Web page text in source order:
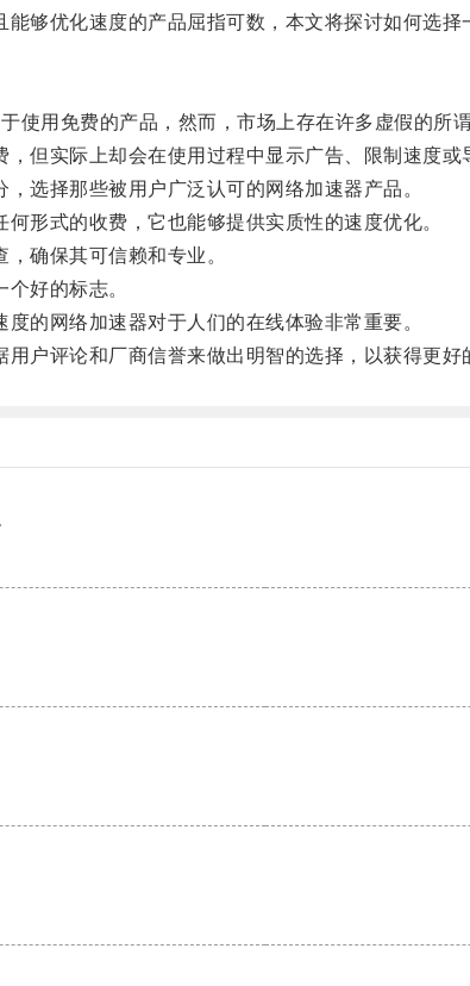
优化速度的产品屈指可数，本文将探讨如何选择
用免费的产品，然而，市场上存在许多虚假的所谓“
实际上却会在使用过程中显示广告、限制速度或
择那些被用户广泛认可的网络加速器产品。
式的收费，它也能够提供实质性的速度优化。
确保其可信赖和专业。
好的标志。
网络加速器对于人们的在线体验非常重要。
评论和厂商信誉来做出明智的选择，以获得更好